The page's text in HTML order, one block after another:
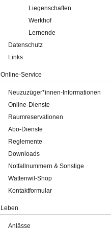
Liegenschaften
Werkhof
Lernende
Datenschutz
Links
Online-Service
Neuzuzüger*innen-Informationen
Online-Dienste
Raumreservationen
Abo-Dienste
Reglemente
Downloads
Notfallnummern & Sonstige
Wattenwil-Shop
Kontaktformular
Leben
Anlässe